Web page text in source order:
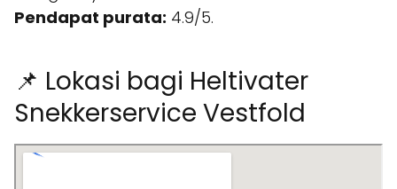
Pendapat purata: 4.9/5.
📌 Lokasi bagi Heltivater
Snekkerservice Vestfold